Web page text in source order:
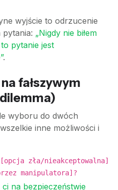
wyjście to odrzucenie
pytania: „Nigdy nie biłem
pytanie jest
.
fałszywym
wyboru do dwóch
inne możliwości i
zła/nieakceptowalna]
manipulatora]?
ci na bezpieczeństwie